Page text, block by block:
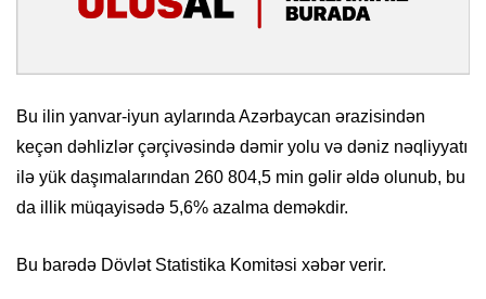
Bu ilin yanvar-iyun aylarında Azərbaycan ərazisindən
keçən dəhlizlər çərçivəsində dəmir yolu və dəniz nəqliyyatı
ilə yük daşımalarından 260 804,5 min gəlir əldə olunub, bu
da illik müqayisədə 5,6% azalma deməkdir.
Bu barədə Dövlət Statistika Komitəsi xəbər verir.